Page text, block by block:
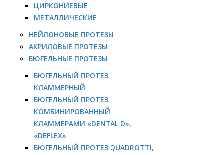
ЦИРКОНИЕВЫЕ
МЕТАЛЛИЧЕСКИЕ
НЕЙЛОНОВЫЕ ПРОТЕЗЫ
АКРИЛОВЫЕ ПРОТЕЗЫ
БЮГЕЛЬНЫЕ ПРОТЕЗЫ
БЮГЕЛЬНЫЙ ПРОТЕЗ
КЛАММЕРНЫЙ
БЮГЕЛЬНЫЙ ПРОТЕЗ
КОМБИНИРОВАННЫЙ
КЛАММЕРАМИ «DENTAL D»,
«DEFLEX»
БЮГЕЛЬНЫЙ ПРОТЕЗ QUADROTTI,